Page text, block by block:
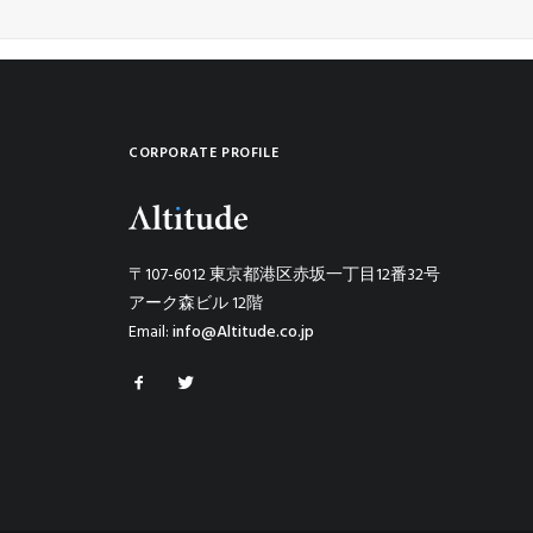
CORPORATE PROFILE
〒107-6012 東京都港区赤坂一丁目12番32号
アーク森ビル 12階
Email:info@Altitude.co.jp